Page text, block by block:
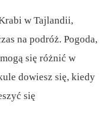
w Tajlandii,
na podróż. Pogoda,
się różnić w
dowiesz się, kiedy
się